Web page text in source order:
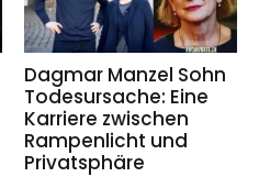
Dagmar Manzel Sohn
Todesursache: Eine
Karriere zwischen
Rampenlicht und
Privatsphäre